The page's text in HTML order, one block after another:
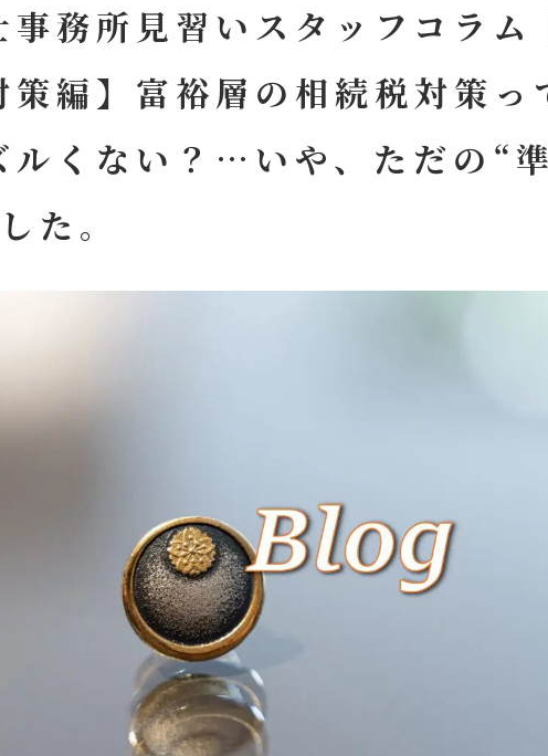
事務所見習いスタッフコラム
策編】富裕層の相続税対策っ
ルくない？…いや、ただの“
た。